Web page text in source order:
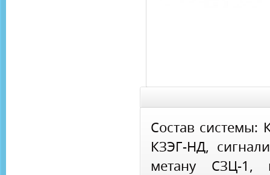
Состав системы:
КЗЭГ-НД,
метану СЗЦ-1,